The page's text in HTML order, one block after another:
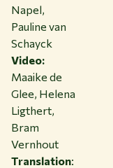
Napel,
Pauline van
Schayck
Video:
Maaike de
Glee, Helena
Ligthert,
Bram
Vernhout
Translation: